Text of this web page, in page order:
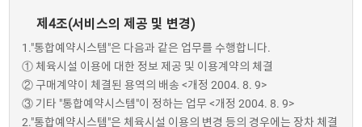
제4조(서비스의 제공 및 변경)
1."통합예약시스템"은 다음과 같은 업무를 수행합니다.
① 체육시설 이용에 대한 정보 제공 및 이용계약의 체결
② 구매계약이 체결된 용역의 배송 <개정 2004. 8. 9>
③ 기타 "통합예약시스템"이 정하는 업무 <개정 2004. 8. 9>
2."통합예약시스템"은 체육시설 이용의 변경 등의 경우에는 장차 체결